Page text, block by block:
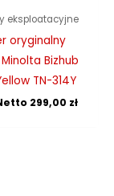
eksploatacyjne
oryginalny
Bizhub
TN-314Y
299,00 zł